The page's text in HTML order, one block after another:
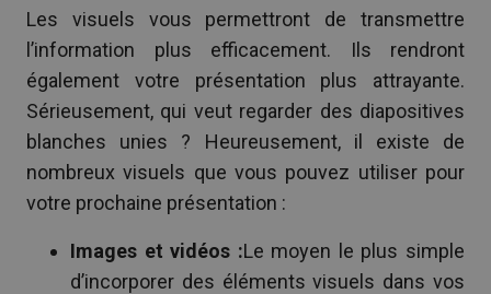
Les visuels vous permettront de transmettre
l’information plus efficacement. Ils rendront
également votre présentation plus attrayante.
Sérieusement, qui veut regarder des diapositives
blanches unies ? Heureusement, il existe de
nombreux visuels que vous pouvez utiliser pour
votre prochaine présentation :
Images et vidéos :Le moyen le plus simple
d’incorporer des éléments visuels dans vos